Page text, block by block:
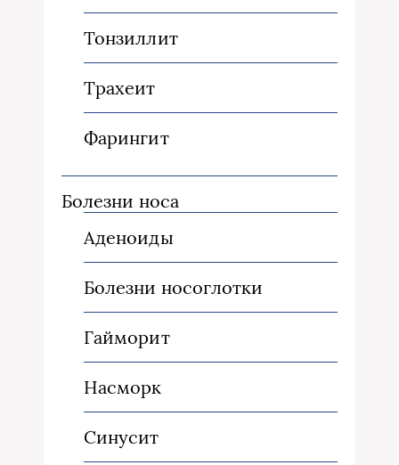
Тонзиллит
Трахеит
Фарингит
Болезни носа
Аденоиды
Болезни носоглотки
Гайморит
Насморк
Синусит